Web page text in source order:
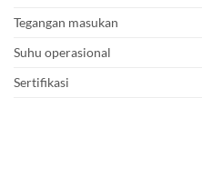
Tegangan masukan
Suhu operasional
Sertifikasi